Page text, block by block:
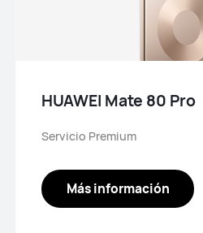
HUAWEI Mate 80 Pro
Servicio Premium
Más información